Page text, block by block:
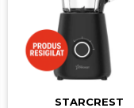
STARCREST